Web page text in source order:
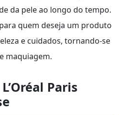
da pele ao longo do tempo.
quem deseja um produto
e cuidados, tornando-se
maquiagem.
Paris